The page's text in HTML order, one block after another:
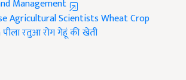
Management
Agricultural ScientistsWheat Crop
पीला रतुआ रोगगेहूं की खेती